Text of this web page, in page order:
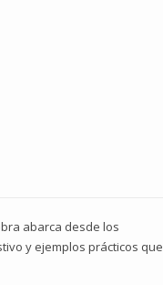
abarca desde los
y ejemplos prácticos que